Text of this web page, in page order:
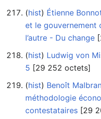
(hist) ‎ Étienne
et le gouvernement
l’autre - Du change
(hist) ‎ Ludwig von
5 ‎[29 252 octets]
(hist) ‎ Benoît
méthodologie
contestataires ‎[29